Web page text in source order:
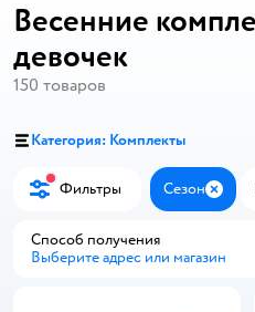
Весенние
девочек
150 товаров
Категория: Комплекты
Фильтры Сезон
Способ получения
Выберите адрес или магазин